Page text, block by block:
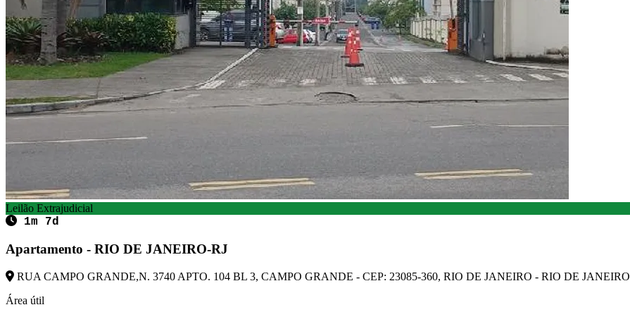
Leilão Extrajudicial
1m 7d
Apartamento - RIO DE JANEIRO-RJ
RUA CAMPO GRANDE,N. 3740 APTO. 104 BL 3, CAMPO GRANDE - CEP: 23085-360, RIO DE JANEIRO - RIO DE JANEIRO
Área útil